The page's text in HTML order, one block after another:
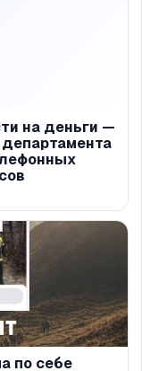
на деньги —
по себе